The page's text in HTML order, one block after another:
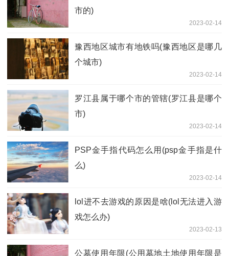
市的)
2023-02-14
豫西地区城市有地铁吗(豫西地区是哪几
个城市)
2023-02-14
罗江县属于哪个市的管辖(罗江县是哪个
市)
2023-02-14
PSP金手指代码怎么用(psp金手指是什
么)
2023-02-14
lol进不去游戏的原因是啥(lol无法进入游
戏怎么办)
2023-02-13
公墓使用年限(公用墓地土地使用年限是